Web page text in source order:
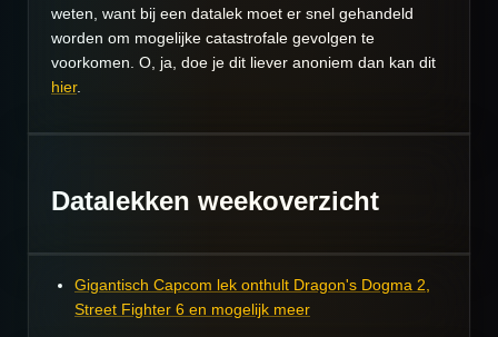
weten, want bij een datalek moet er snel gehandeld
worden om mogelijke catastrofale gevolgen te
voorkomen. O, ja, doe je dit liever anoniem dan kan dit
hier.
Datalekken weekoverzicht
Gigantisch Capcom lek onthult Dragon's Dogma 2,
Street Fighter 6 en mogelijk meer